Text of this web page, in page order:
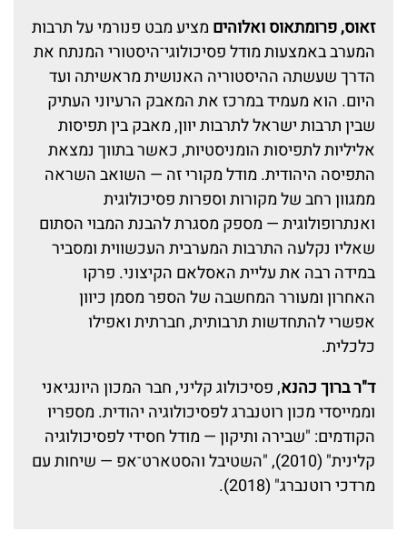
זאוס, פרומתאוס ואלוהים מציע מבט פנורמי על תרבות
המערב באמצעות מודל פסיכולוגי־היסטורי המנתח את
הדרך שעשתה ההיסטוריה האנושית מראשיתה ועד
היום. הוא מעמיד במרכז את המאבק הרעיוני העתיק
שבין תרבות ישראל לתרבות יוון, מאבק בין תפיסות
אליליות לתפיסות הומניסטיות, כאשר בתווך נמצאת
התפיסה היהודית. מודל מקורי זה — השואב השראה
ממגוון רחב של מקורות וספרות פסיכולוגית
ואנתרופולוגית — מספק מסגרת להבנת המבוי הסתום
שאליו נקלעה התרבות המערבית העכשווית ומסביר
במידה רבה את עליית האסלאם הקיצוני. פרקו
האחרון ומעורר המחשבה של הספר מסמן כיוון
אפשרי להתחדשות תרבותית, חברתית ואפילו
כלכלית.
ד"ר ברוך כהנא, פסיכולוג קליני, חבר המכון היונגיאני
וממייסדי מכון רוטנברג לפסיכולוגיה יהודית. מספריו
הקודמים: "שבירה ותיקון — מודל חסידי לפסיכולוגיה
קלינית" (2010), "השטיבל והסטארט־אפ — שיחות עם
מרדכי רוטנברג" (2018).